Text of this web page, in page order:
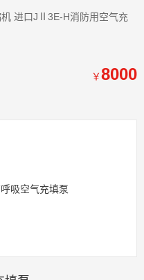
进口JⅡ3E-H消防用空气充
￥8000